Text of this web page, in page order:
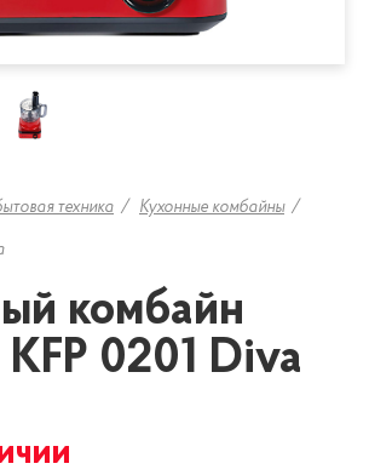
техника Кухонные комбайны
комбайн
0201 Diva